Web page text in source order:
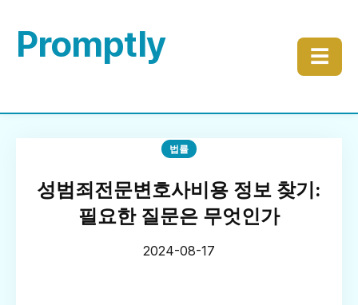
Promptly ☰
법률
성범죄전문변호사비용 정보 찾기:
필요한 질문은 무엇인가
2024-08-17